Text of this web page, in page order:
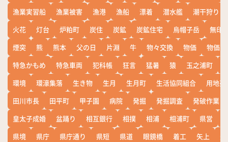
漁業実習船
漁業被害 漁港 漁船 漂着 潜水艦
潮干狩り
火花
灯台 炉粕町 炭住 炭鉱 炭鉱住宅 烏帽子岳
無印
煙突
熊 熊本 父の日 片淵 牛 物々交換 物価
物価高
特急かもめ
特急車両 犯科帳 狂言 猛暑 猿 玉之浦町
環境
環濠集落 生き物 生月 生月町 生活協同組合
用地売
田川市長
田平町 甲子園 病院 発掘 発掘調査
発破作業
皇太子成婚
盆踊り 相互銀行 相撲 相浦 相浦町 県営
県境
県庁 県庁通り 県短 県道 眼鏡橋 着工 矢上